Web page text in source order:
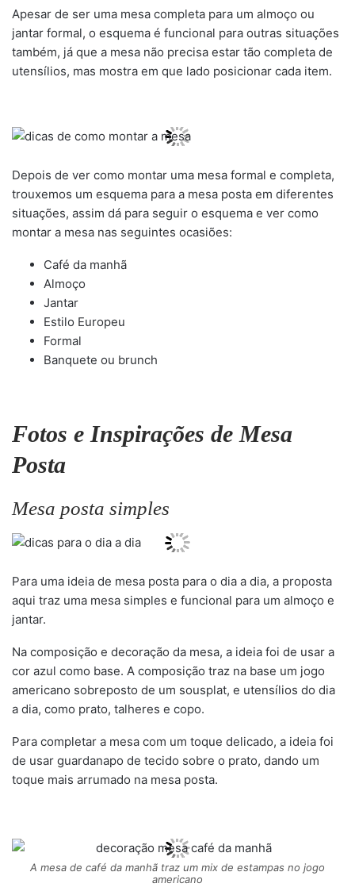
Apesar de ser uma mesa completa para um almoço ou
jantar formal, o esquema é funcional para outras situações
também, já que a mesa não precisa estar tão completa de
utensílios, mas mostra em que lado posicionar cada item.
Depois de ver como montar uma mesa formal e completa,
trouxemos um esquema para a mesa posta em diferentes
situações, assim dá para seguir o esquema e ver como
montar a mesa nas seguintes ocasiões:
Café da manhã
Almoço
Jantar
Estilo Europeu
Formal
Banquete ou brunch
Fotos e Inspirações de Mesa
Posta
Mesa posta simples
Para uma ideia de mesa posta para o dia a dia, a proposta
aqui traz uma mesa simples e funcional para um almoço e
jantar.
Na composição e decoração da mesa, a ideia foi de usar a
cor azul como base. A composição traz na base um jogo
americano sobreposto de um sousplat, e utensílios do dia
a dia, como prato, talheres e copo.
Para completar a mesa com um toque delicado, a ideia foi
de usar guardanapo de tecido sobre o prato, dando um
toque mais arrumado na mesa posta.
A mesa de café da manhã traz um mix de estampas no jogo
americano